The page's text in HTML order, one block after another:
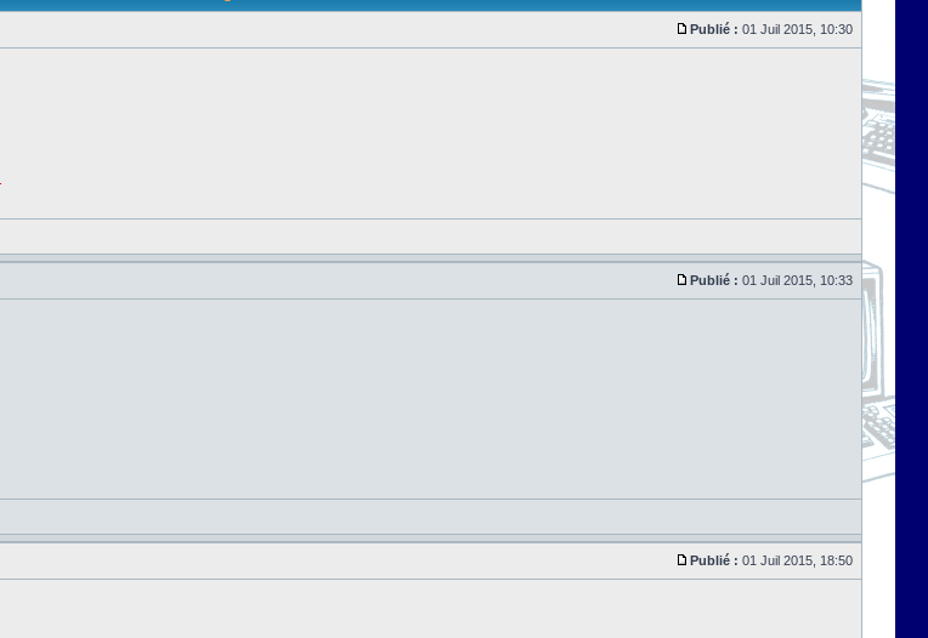
Publié : 01 Juil 2015, 10:30
Publié : 01 Juil 2015, 10:33
Publié : 01 Juil 2015, 18:50